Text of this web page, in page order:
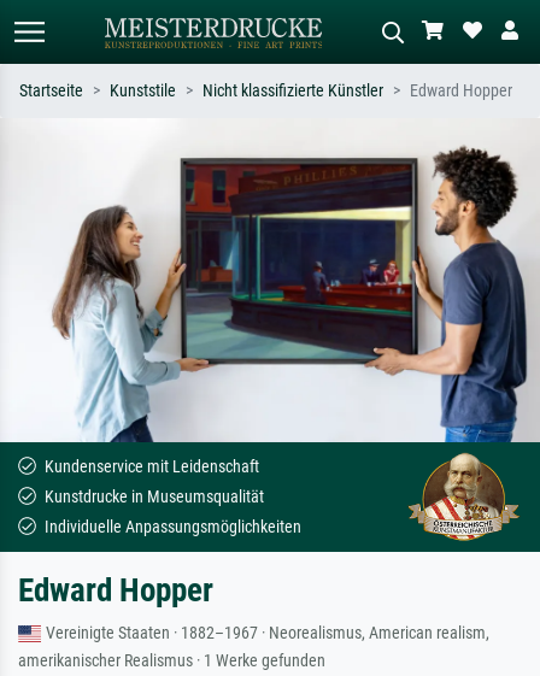
Suchen Sie nach Künstlern, Werktiteln
oder Stilen – z.B. Monet,
Sternennacht, Impressionismus, Welle
Hokusai, Akt.
Beschreiben Sie die Szene – z.B. Grüne
Wiese, Abstrakt mit viel Rot, Dunkles
Ölgemälde, Stehender Akt neben einem
Baum.
Startseite Kunststile Nicht klassifizierte Künstler Edward Hopper
Kundenservice mit Leidenschaft
Kunstdrucke in Museumsqualität
Individuelle Anpassungsmöglichkeiten
Edward Hopper
Vereinigte Staaten · 1882–1967 · Neorealismus, American realism,
amerikanischer Realismus · 1 Werke gefunden